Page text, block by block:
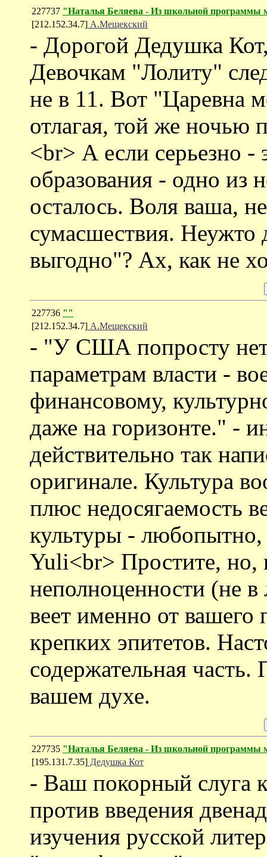
227737 "Наталья Беляева - Из школьной программы
[212.152.34.7] А.Мещекский
- Дорогой Дедушка
Девочкам "Лолиту"
не в 11. Вот "Царевна
отлагая, той же
<br> А если серьезно -
образования - одно из
осталось. Воля ваша,
сумасшествия. Неужто
выгодно"? Ах, как не
227736 ""
[212.152.34.7] А.Мещекский
- "У США попросту нет
параметрам власти -
финансовому,
даже на горизонте." -
действительно так
оригинале. Культура
плюс недосягаемость
культуры -
Yuli<br> Простите, но,
неполноценности (не в
веет именно от
крепких эпитетов.
содержательная
вашем духе.
227735 "Наталья Беляева - Из школьной программы
[195.131.7.35] Дедушка Кот
- Ваш покорный слуга
против введения
изучения русской